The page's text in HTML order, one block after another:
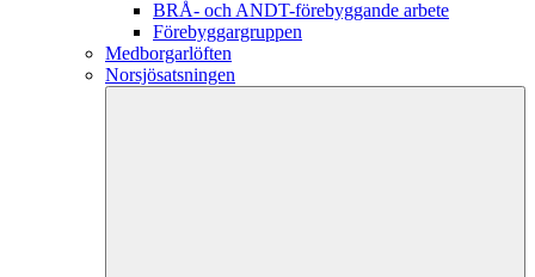
BRÅ- och ANDT-förebyggande arbete
Förebyggargruppen
Medborgarlöften
Norsjösatsningen